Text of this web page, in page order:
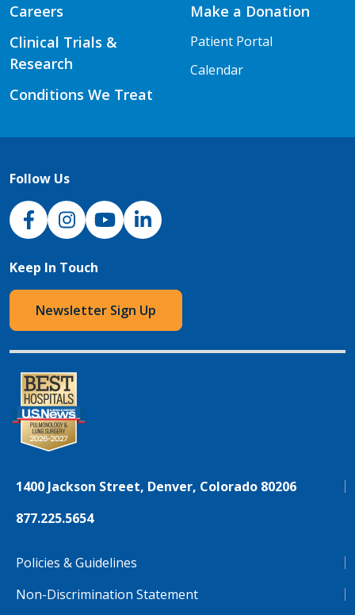
Careers
Clinical Trials &
Research
Conditions We Treat
Make a Donation
Patient Portal
Calendar
Follow Us
NJH Facebook
InstagramNJH YouTube
NJH LinkedIn
Keep In Touch
Newsletter Sign Up
1400 Jackson Street, Denver, Colorado 80206
877.225.5654
Policies & Guidelines
Non-Discrimination Statement